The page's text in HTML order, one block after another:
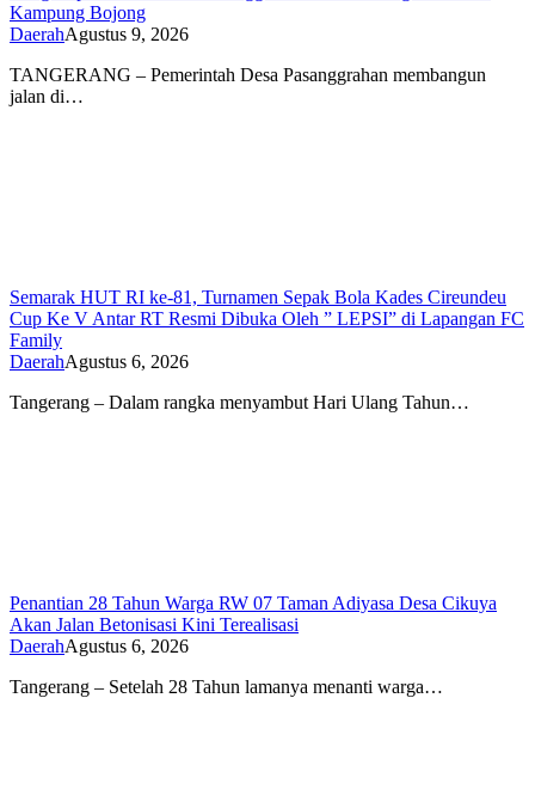
Kampung Bojong
DaerahAgustus 9, 2026
TANGERANG – Pemerintah Desa Pasanggrahan membangun
jalan di…
Semarak HUT RI ke-81, Turnamen Sepak Bola Kades Cireundeu
Cup Ke V Antar RT Resmi Dibuka Oleh ” LEPSI” di Lapangan FC
Family
DaerahAgustus 6, 2026
Tangerang – Dalam rangka menyambut Hari Ulang Tahun…
Penantian 28 Tahun Warga RW 07 Taman Adiyasa Desa Cikuya
Akan Jalan Betonisasi Kini Terealisasi
DaerahAgustus 6, 2026
Tangerang – Setelah 28 Tahun lamanya menanti warga…